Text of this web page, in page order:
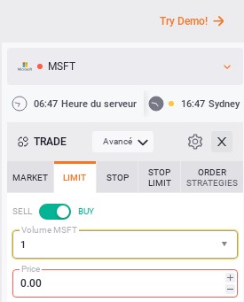
Try Demo!
ÉVOLUTION
-0.01 %
0.00 %
-0.05 %
-0.01 %
MSFT
06:47 Heure du serveur 16:47 Sydney
TRADE Avancé
MARKET LIMIT STOP
STOP
LIMIT
ORDER
STRATEGIES
SELL
BUY
Volume MSFT
Price